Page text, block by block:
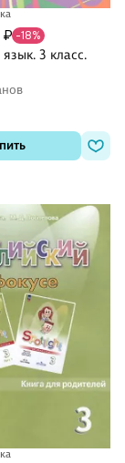
₽ -18%
3 класс.